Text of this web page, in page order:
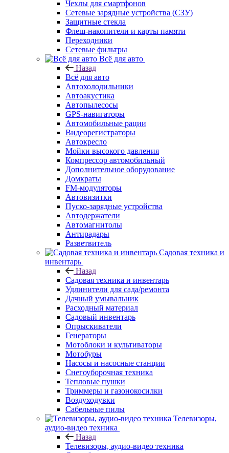
Чехлы для смартфонов
Сетевые зарядные устройства (СЗУ)
Защитные стекла
Флеш-накопители и карты памяти
Переходники
Сетевые фильтры
Всё для авто
Назад
Всё для авто
Автохолодильники
Автоакустика
Автопылесосы
GPS-навигаторы
Автомобильные рации
Видеорегистраторы
Автокресло
Мойки высокого давления
Компрессор автомобильный
Дополнительное оборудование
Домкраты
FM-модуляторы
Автовизитки
Пуско-зарядные устройства
Автодержатели
Автомагнитолы
Антирадары
Разветвитель
Садовая техника и
инвентарь
Назад
Садовая техника и инвентарь
Удлинители для сада/ремонта
Дачный умывальник
Расходный материал
Садовый инвентарь
Опрыскиватели
Генераторы
Мотоблоки и культиваторы
Мотобуры
Насосы и насосные станции
Снегоуборочная техника
Тепловые пушки
Триммеры и газонокосилки
Воздуходувки
Сабельные пилы
Телевизоры,
аудио-видео техника
Назад
Телевизоры, аудио-видео техника